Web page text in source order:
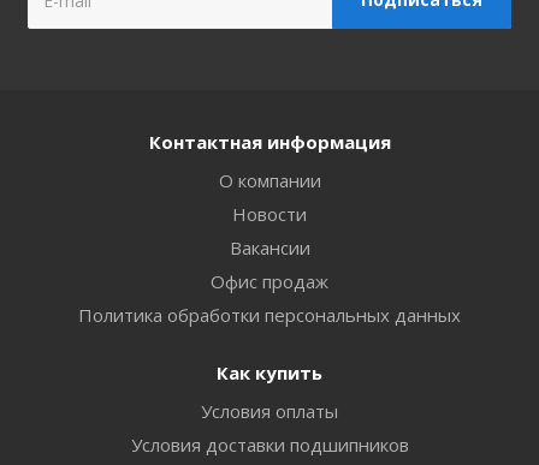
Контактная информация
О компании
Новости
Вакансии
Офис продаж
Политика обработки персональных данных
Как купить
Условия оплаты
Условия доставки подшипников